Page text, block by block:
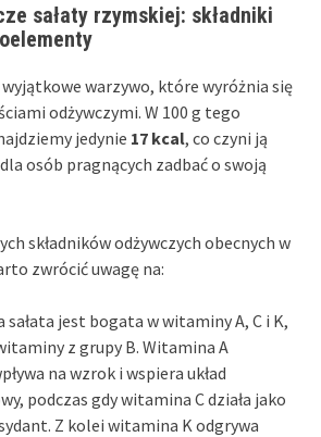
sałaty rzymskiej: składniki
warzywo, które wyróżnia się
odżywczymi. W 100 g tego
jedynie 17 kcal, co czyni ją
osób pragnących zadbać o swoją
składników odżywczych obecnych w
zwrócić uwagę na:
sałata jest bogata w witaminy A, C i K,
z grupy B. Witamina A
na wzrok i wspiera układ
podczas gdy witamina C działa jako
Z kolei witamina K odgrywa